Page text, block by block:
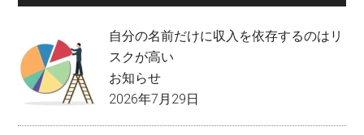
自分の名前だけに収入を依存するのはリ
スクが高い
お知らせ
2026年7月29日